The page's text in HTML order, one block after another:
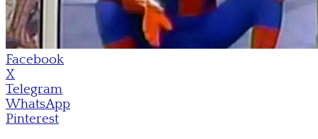
Facebook
X
Telegram
WhatsApp
Pinterest